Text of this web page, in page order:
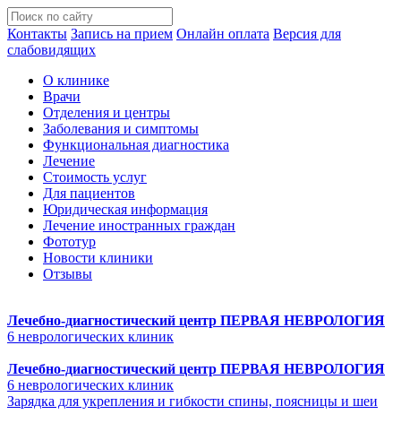
Контакты Запись на прием Онлайн оплата Версия для
слабовидящих
О клинике
Врачи
Отделения и центры
Заболевания и симптомы
Функциональная диагностика
Лечение
Стоимость услуг
Для пациентов
Юридическая информация
Лечение иностранных граждан
Фототур
Новости клиники
Отзывы
Лечебно-диагностический центр ПЕРВАЯ НЕВРОЛОГИЯ
6 неврологических клиник
Лечебно-диагностический центр ПЕРВАЯ НЕВРОЛОГИЯ
6 неврологических клиник
Зарядка для укрепления и гибкости спины, поясницы и шеи